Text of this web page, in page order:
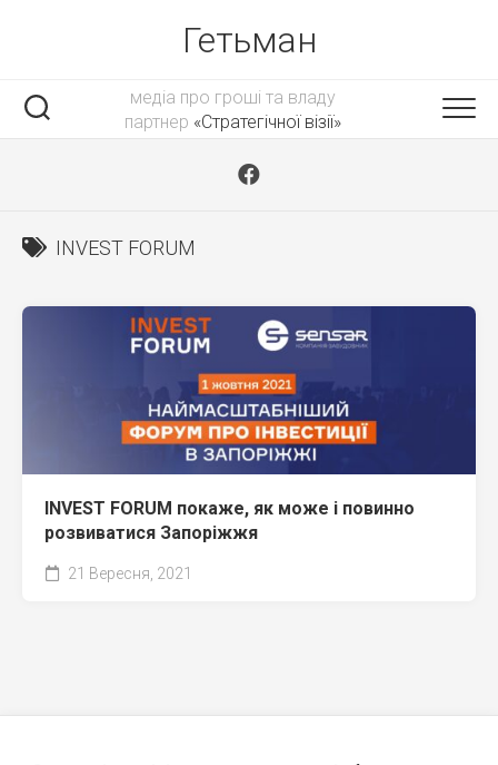
Гетьман
медіа про гроші та владу
партнер «Стратегічної візії»
INVEST FORUM
INVEST FORUM покаже, як може і повинно
розвиватися Запоріжжя
21 Вересня, 2021